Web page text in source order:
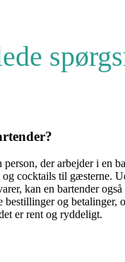
person, der arbejder i en
og cocktails til gæsterne.
kan en bartender
bestillinger og betalinger,
er rent og ryddeligt.